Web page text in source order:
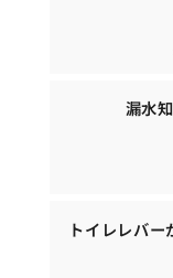
漏水
トイレレバ